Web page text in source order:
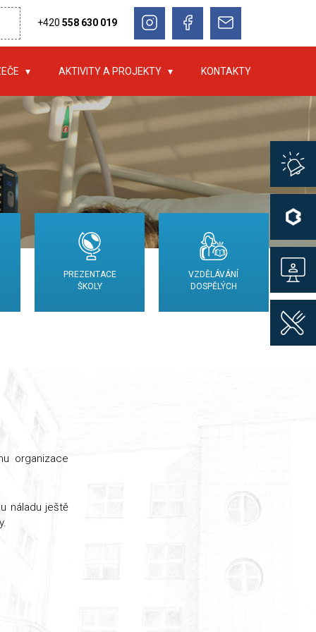
+420 558 630 019
AKTIVITY A PROJEKTY KONTAKTY
PREZENTACE
ŠKOLY
VZDĚLÁVÁNÍ
DOSPĚLÝCH
organizace
náladu ještě